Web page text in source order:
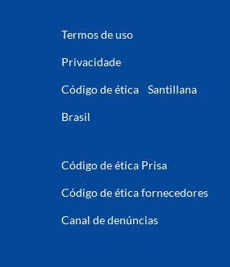
Termos de uso
Privacidade
Código de ética Santillana
Brasil
Código de ética Prisa
Código de ética fornecedores
Canal de denúncias